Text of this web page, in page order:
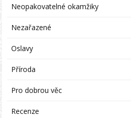
Neopakovatelné okamžiky
Nezařazené
Oslavy
Příroda
Pro dobrou věc
Recenze